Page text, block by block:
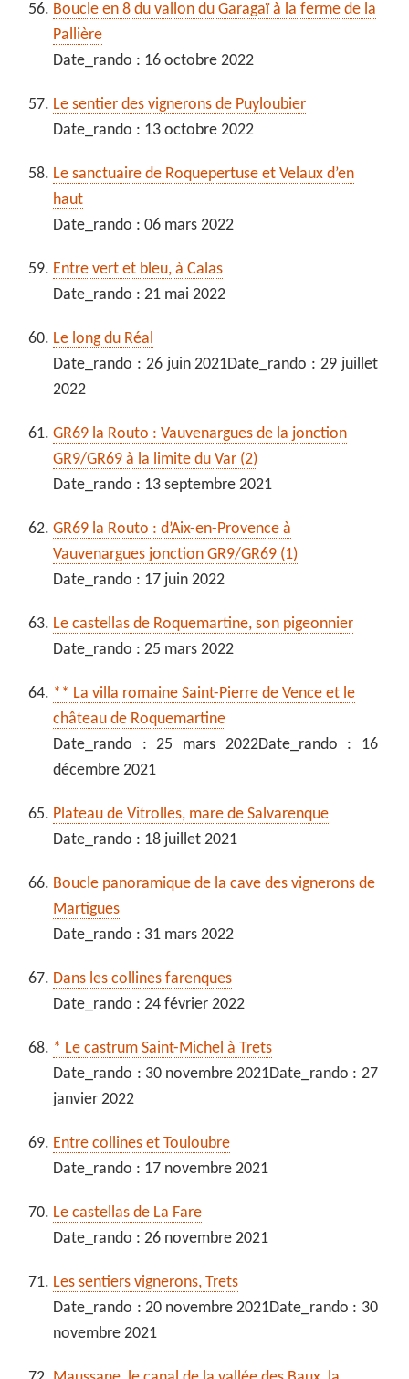
Boucle en 8 du vallon du Garagaï à la ferme de la
Pallière
Date_rando : 16 octobre 2022
Le sentier des vignerons de Puyloubier
Date_rando : 13 octobre 2022
Le sanctuaire de Roquepertuse et Velaux d’en
haut
Date_rando : 06 mars 2022
Entre vert et bleu, à Calas
Date_rando : 21 mai 2022
Le long du Réal
Date_rando : 26 juin 2021Date_rando : 29 juillet
2022
GR69 la Routo : Vauvenargues de la jonction
GR9/GR69 à la limite du Var (2)
Date_rando : 13 septembre 2021
GR69 la Routo : d’Aix-en-Provence à
Vauvenargues jonction GR9/GR69 (1)
Date_rando : 17 juin 2022
Le castellas de Roquemartine, son pigeonnier
Date_rando : 25 mars 2022
** La villa romaine Saint-Pierre de Vence et le
château de Roquemartine
Date_rando : 25 mars 2022Date_rando : 16
décembre 2021
Plateau de Vitrolles, mare de Salvarenque
Date_rando : 18 juillet 2021
Boucle panoramique de la cave des vignerons de
Martigues
Date_rando : 31 mars 2022
Dans les collines farenques
Date_rando : 24 février 2022
* Le castrum Saint-Michel à Trets
Date_rando : 30 novembre 2021Date_rando : 27
janvier 2022
Entre collines et Touloubre
Date_rando : 17 novembre 2021
Le castellas de La Fare
Date_rando : 26 novembre 2021
Les sentiers vignerons, Trets
Date_rando : 20 novembre 2021Date_rando : 30
novembre 2021